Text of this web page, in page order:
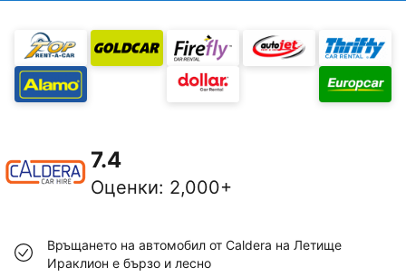
7.4
Оценки: 2,000+
Връщането на автомобил от Caldera на Летище
Ираклион е бързо и лесно